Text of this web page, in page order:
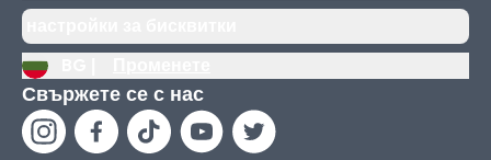
Свържете се с нас